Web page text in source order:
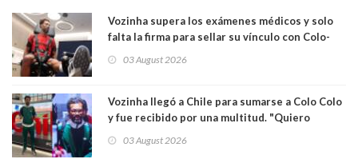
Vozinha supera los exámenes médicos y solo
falta la firma para sellar su vínculo con Colo-
03 August 2026
Vozinha llegó a Chile para sumarse a Colo Colo
y fue recibido por una multitud. "Quiero
hinchas"
03 August 2026